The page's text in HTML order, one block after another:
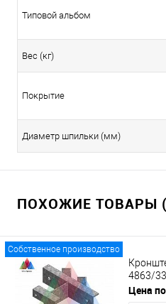
Типовой альбом
Вес (кг)
Покрытие
Диаметр шпильки (мм)
ПОХОЖИЕ ТОВАРЫ
Собственное производство
4863/
Цена